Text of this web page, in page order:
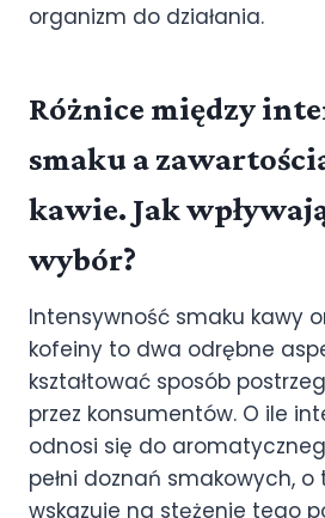
organizm do działania.
Różnice między
smaku a
kawie. Jak
wybór?
Intensywność smaku kawy
kofeiny to dwa odrębne
kształtować sposób
przez konsumentów. O ile
odnosi się do
pełni doznań smakowych,
wskazuje na stężenie tego